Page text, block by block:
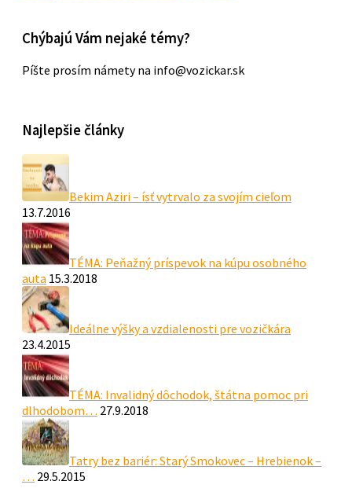
Chýbajú Vám nejaké témy?
Píšte prosím námety na info@vozickar.sk
Najlepšie články
Bekim Aziri – ísť vytrvalo za svojím cieľom
13.7.2016
TÉMA: Peňažný príspevok na kúpu osobného
auta 15.3.2018
Ideálne výšky a vzdialenosti pre vozičkára
23.4.2015
TÉMA: Invalidný dôchodok, štátna pomoc pri
dlhodobom… 27.9.2018
Tatry bez bariér: Starý Smokovec – Hrebienok –
… 29.5.2015